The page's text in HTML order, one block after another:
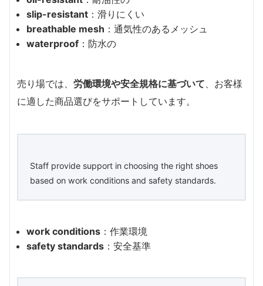
slip-resistant ：滑りにくい
breathable mesh ：通気性のあるメッシュ
waterproof ：防水の
売り場では、 労働環境や安全規格に基づいて、お客様
に適した商品選びをサポートしています。
Staff provide support in choosing the right shoes
based on work conditions and safety standards.
work conditions ：作業環境
safety standards ：安全基準